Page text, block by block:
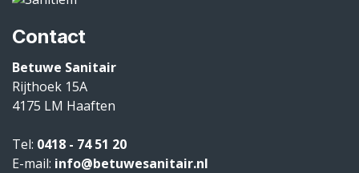
Contact
Betuwe Sanitair
Rijthoek 15A
4175 LM Haaften
Tel: 0418 - 74 51 20
E-mail: info@betuwesanitair.nl